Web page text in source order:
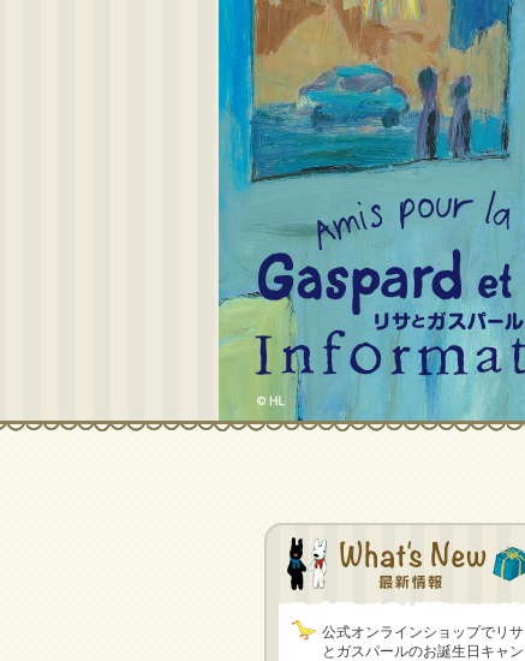
公式オンラインショップでリサ
とガスパールのお誕生日キャン